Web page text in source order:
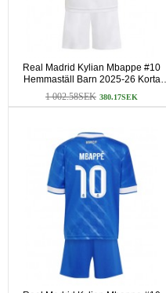
Real Madrid Kylian Mbappe #10
Hemmaställ Barn 2025-26 Korta
ärmar (+ Korta byxor)
1 002.58SEK 380.17SEK